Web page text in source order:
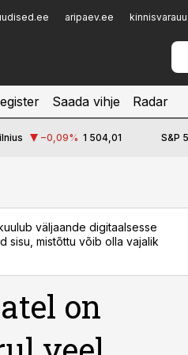
aripaev.ee
Saada vihje Radar
−0,09% 1 504,01 S&P
väljaande digitaalsesse
sisu, mistõttu võib olla vajalik
on